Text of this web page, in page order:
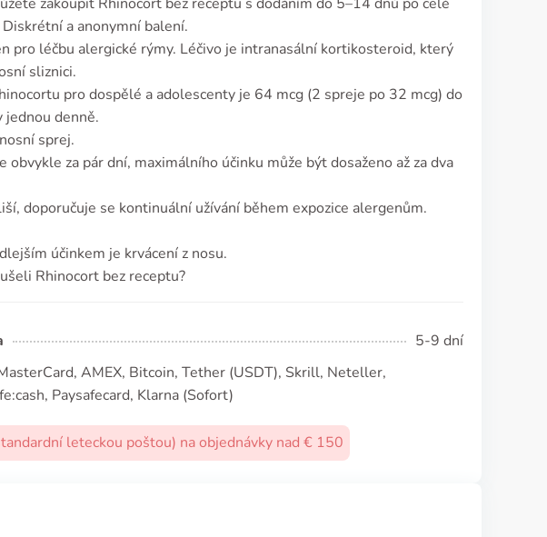
a anonymní balení.
pro léčbu alergické rýmy. Léčivo je intranasální kortikosteroid, který
sliznici.
pro dospělé a adolescenty je 64 mcg (2 spreje po 32 mcg) do
jednou denně.
sprej.
obvykle za pár dní, maximálního účinku může být dosaženo až za dva
doporučuje se kontinuální užívání během expozice alergenům.
účinkem je krvácení z nosu.
Rhinocort bez receptu?
5-9 dní
AMEX, Bitcoin, Tether (USDТ), Skrill, Neteller,
Paysafecard, Klarna (Sofort)
leteckou poštou) na objednávky nad € 150